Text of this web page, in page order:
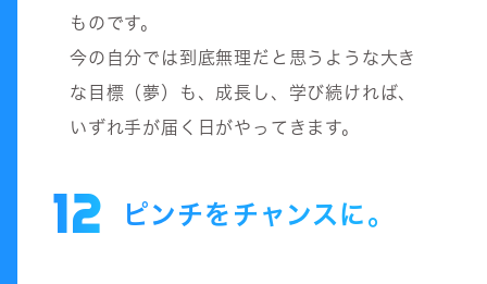
ものです。
今の自分では到底無理だと思うような大き
な目標（夢）も、成長し、学び続ければ、
いずれ手が届く日がやってきます。
12 ピンチをチャンスに。